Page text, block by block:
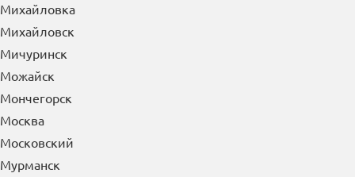
Михайловка
Михайловск
Мичуринск
Можайск
Мончегорск
Москва
Московский
Мурманск